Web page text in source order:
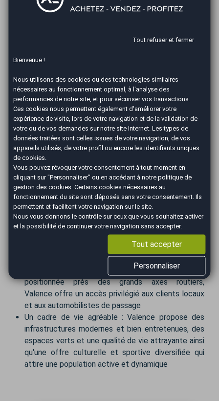
économique, situation géographique stratégique et une
Les avantages principaux d'une
Grâce à sa démographie dense de près de 65
000 habitants, Valence constitue un choix stratégique
pour développer votre activité. Avec une demande en
forte progression et un environnement favorable aux
affaires, c'est l'opportunité parfaite pour entreprendre
avec succès :
Un marché automobile en expansion : qu'il s'agisse
d'acheter un véhicule neuf ou d'occasion, ou de
services après-vente la demande augmente
continuellement à Valence
Un écosystème entrepreneurial favorable :
Valence soutient les entrepreneurs avec des
subventions et aides financières et des programmes
d'accompagnement et de mentorat pour vous
Une situation géographique avantageuse :
positionnée près des grands axes routiers,
Valence offre un accès privilégié aux clients locaux
et aux automobilistes de passage
Un cadre de vie agréable : Valence propose des
infrastructures modernes et bien entretenues, des
espaces verts et une qualité de vie attrayante ainsi
qu'une offre culturelle et sportive diversifiée qui
attire une population active et dynamique
Tout refuser et fermer
Bienvenue !
Nous utilisons des cookies ou des technologies similaires
nécessaires au fonctionnement optimal, à l'analyse des
performances de notre site, et pour sécuriser vos transactions.
Ces cookies nous permettent également d'améliorer votre
expérience de visite, lors de votre navigation et de la validation de
votre ou de vos demandes sur notre site Internet. Les types de
données traitées sont celles issues de votre navigation, de vos
appareils utilisés, de votre profil ou encore les identifiants uniques
de cookies.
Vous pouvez révoquer votre consentement à tout moment en
cliquant sur "Personnaliser" ou en accédant à notrepolitique de
gestion des cookies . Certains cookies nécessaires au
fonctionnement du site sont déposés sans votre consentement. Ils
permettent et facilitent votre navigation sur le site.
Nous vous donnons le contrôle sur ceux que vous souhaitez activer
et la possibilité de continuer votre navigation sans accepter.
Tout accepter
Personnaliser